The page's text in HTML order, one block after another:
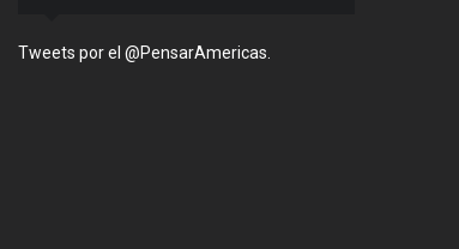
Tweets por el @PensarAmericas.